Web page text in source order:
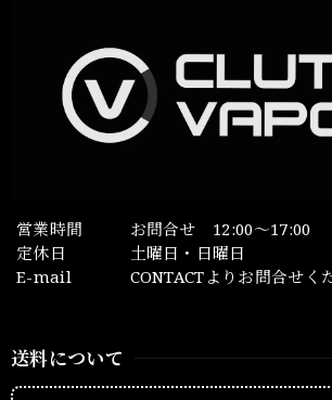
営業時間
お問合せ 12:00～17:00
定休日
土曜日・日曜日
E-mail
CONTACTよりお問合せく
送料について